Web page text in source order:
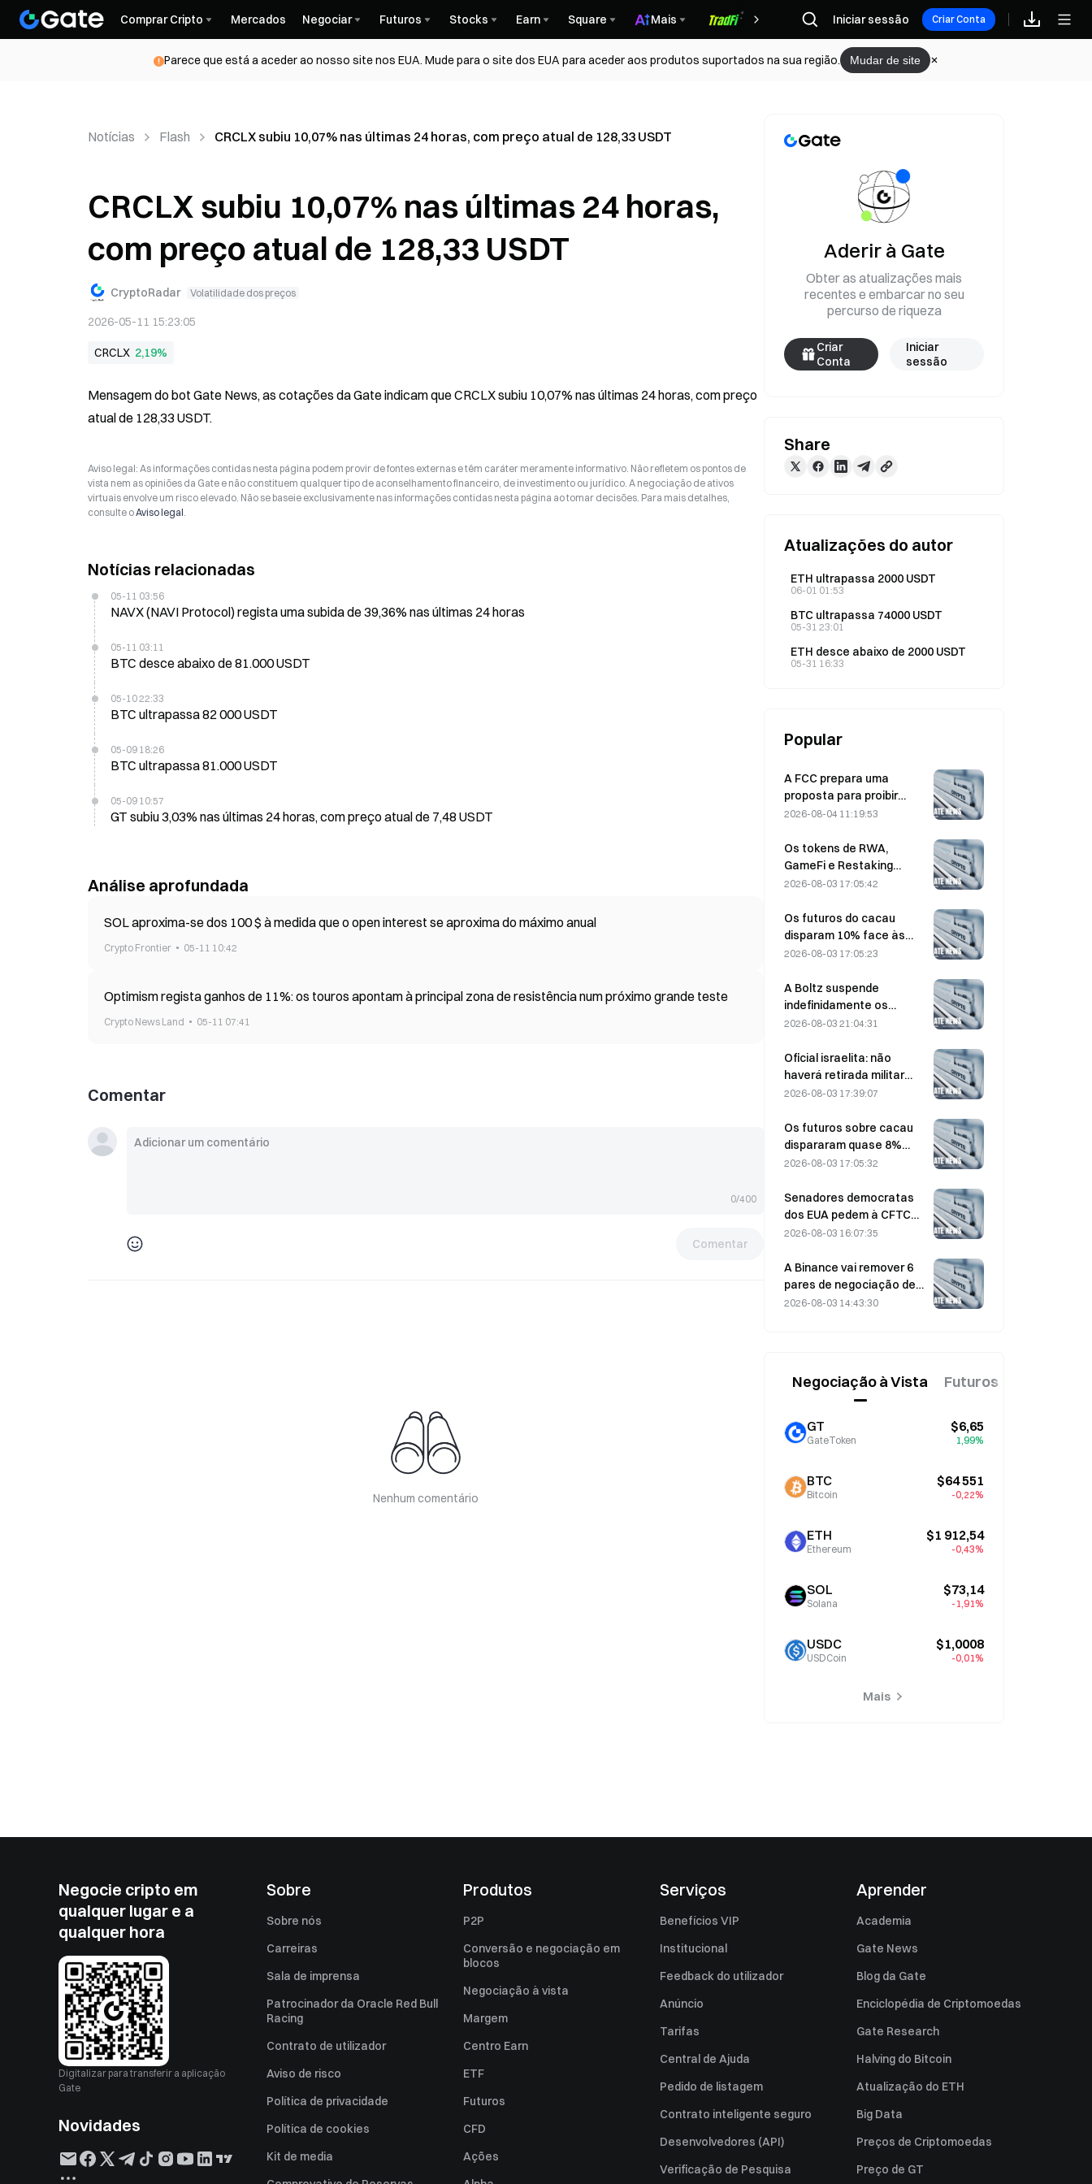
Comprar Cripto Mercados Negociar Futuros Stocks Earn Square Mais Recompensas
Iniciar sessão Criar Conta
Parece que está a aceder ao nosso site nos EUA. Mude para o site dos EUA para aceder aos produtos suportados na sua região. Mudar de site
Notícias Flash CRCLX subiu 10,07% nas últimas 24 horas, com preço atual de 128,33 USDT
CRCLX subiu 10,07% nas últimas 24 horas,
com preço atual de 128,33 USDT
CryptoRadar Volatilidade dos preços
2026-05-11 15:23:05
CRCLX 2,19%
Mensagem do bot Gate News, as cotações da Gate indicam que CRCLX subiu 10,07% nas últimas 24 horas, com preço
atual de 128,33 USDT.
Aviso legal: As informações contidas nesta página podem provir de fontes externas e têm caráter meramente informativo. Não refletem os pontos de
vista nem as opiniões da Gate e não constituem qualquer tipo de aconselhamento financeiro, de investimento ou jurídico. A negociação de ativos
virtuais envolve um risco elevado. Não se baseie exclusivamente nas informações contidas nesta página ao tomar decisões. Para mais detalhes,
consulte oAviso legal.
Notícias relacionadas
05-11 03:56
NAVX (NAVI Protocol) regista uma subida de 39,36% nas últimas 24 horas
05-11 03:11
BTC desce abaixo de 81.000 USDT
05-10 22:33
BTC ultrapassa 82 000 USDT
05-09 18:26
BTC ultrapassa 81.000 USDT
05-09 10:57
GT subiu 3,03% nas últimas 24 horas, com preço atual de 7,48 USDT
Análise aprofundada
SOL aproxima-se dos 100 $ à medida que o open interest se aproxima do máximo anual
Crypto Frontier 05-11 10:42
Optimism regista ganhos de 11%: os touros apontam à principal zona de resistência num próximo grande teste
Crypto News Land 05-11 07:41
Comentar
0/400
Comentar
Nenhum comentário
Aderir à Gate
Obter as atualizações mais
recentes e embarcar no seu
percurso de riqueza
Criar
Conta
Iniciar
sessão
Share
Atualizações do autor
ETH ultrapassa 2000 USDT
06-01 01:53
BTC ultrapassa 74000 USDT
05-31 23:01
ETH desce abaixo de 2000 USDT
05-31 16:33
Popular
A FCC prepara uma
proposta para proibir
módulos ópticos chineses
dados; a Xinyuan enfrenta
um impacto de 27% na
quota de mercado
2026-08-04 11:19:53
Os tokens de RWA,
GameFi e Restaking
lideram o desempenho do
2026-08-03 17:05:42
Os futuros do cacau
disparam 10% face às
preocupações com a
dos 6.000 dólares por
tonelada
2026-08-03 17:05:23
A Boltz suspende
indefinidamente os
serviços da ponte Bitcoin
assistidos por IA
2026-08-03 21:04:31
Oficial israelita: não
haverá retirada militar
antes de o Hamas se
2026-08-03 17:39:07
Os futuros sobre cacau
dispararam quase 8%
intradiário na passada
de surpresa os
participantes do mercado
2026-08-03 17:05:32
Senadores democratas
dos EUA pedem à CFTC
que restrinja os produtos
com incêndios florestais
descontrolados durante a
época de incêndios mais
2026-08-03 16:07:35
A Binance vai remover 6
pares de negociação de
altcoins a partir de 17 de
2026-08-03 14:43:30
Negociação à Vista Futuros
GT
GateToken
$6,65
1,99%
BTC
Bitcoin
$64 551
-0,22%
ETH
Ethereum
$1 912,54
-0,43%
SOL
Solana
$73,14
-1,91%
USDC
USDCoin
$1,0008
-0,01%
Mais
Negocie cripto em
qualquer lugar e a
qualquer hora
Digitalizar para transferir a aplicação
Gate
Novidades
Sobre
Sobre nós
Carreiras
Sala de imprensa
Patrocinador da Oracle Red Bull
Racing
Contrato de utilizador
Aviso de risco
Política de privacidade
Política de cookies
Kit de media
Produtos
P2P
Conversão e negociação em
blocos
Negociação à vista
Margem
Centro Earn
ETF
Futuros
CFD
Ações
Serviços
Benefícios VIP
Institucional
Feedback do utilizador
Anúncio
Tarifas
Central de Ajuda
Pedido de listagem
Contrato inteligente seguro
Desenvolvedores (API)
Verificação de Pesquisa
Aprender
Academia
Gate News
Blog da Gate
Enciclopédia de Criptomoedas
Gate Research
Halving do Bitcoin
Atualização do ETH
Big Data
Preços de Criptomoedas
Preço de GT